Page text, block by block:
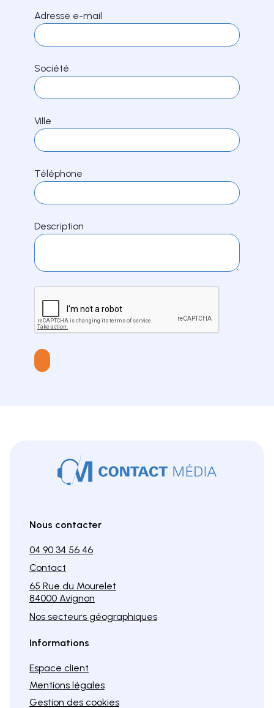
Adresse e-mail
Société
Ville
Téléphone
Description
Nous contacter
04 90 34 56 46
Contact
65 Rue du Mourelet
84000 Avignon
Nos secteurs géographiques
Informations
Espace client
Mentions légales
Gestion des cookies